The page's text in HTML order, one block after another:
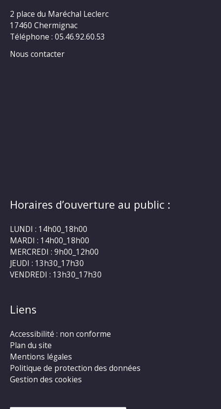
2 place du Maréchal Leclerc
17460 Chermignac
Téléphone : 05.46.92.60.53
Nous contacter
Horaires d’ouverture au public :
LUNDI : 14h00_18h00
MARDI : 14h00_18h00
MERCREDI : 9h00_12h00
JEUDI : 13h30_17h30
VENDREDI : 13h30_17h30
Liens
Accessibilité : non conforme
Plan du site
Mentions légales
Politique de protection des données
Gestion des cookies